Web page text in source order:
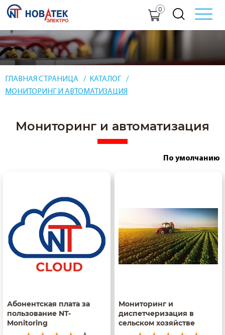
0
ГЛАВНАЯ СТРАНИЦА
КАТАЛОГ
МОНИТОРИНГ И АВТОМАТИЗАЦИЯ
Мониторинг и автоматизация
По умолчанию
Абонентская плата за
пользование NT-
Monitoring
Мониторинг и
диспетчеризация в
сельском хозяйстве